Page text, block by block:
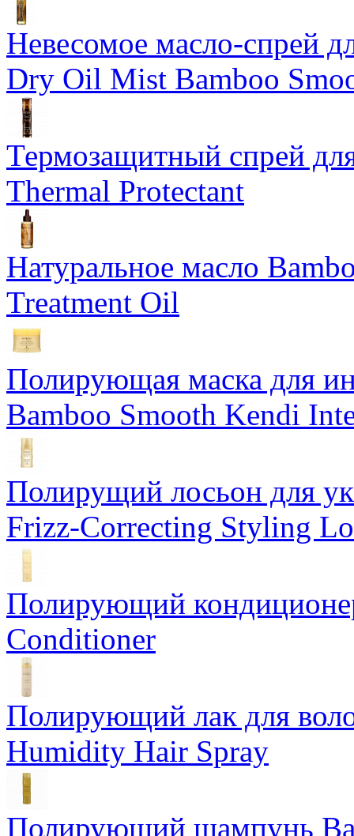
Невесомое масло-спрей
Dry Oil Mist Bamboo
Термозащитный спрей
Thermal Protectant
Натуральное масло
Treatment Oil
Полирующая маска для
Bamboo Smooth Kendi
Полирущий лосьон для
Frizz-Correcting Styling
Полирующий
Conditioner
Полирующий лак для
Humidity Hair Spray
Полирующий шампунь